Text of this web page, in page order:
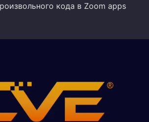
кода в Zoom apps